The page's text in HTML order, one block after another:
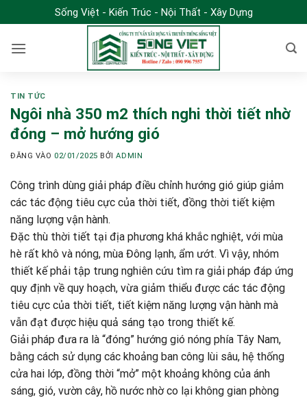
qua
nội
Sống Việt - Kiến Trúc - Nội Thất - Xây Dựng
TIN TỨC
Ngôi nhà 350 m2 thích nghi thời tiết nhờ
đóng – mở hướng gió
ĐĂNG VÀO 02/01/2025 BỞIADMIN
Công trình dùng giải pháp điều chỉnh hướng gió giúp giảm
các tác động tiêu cực của thời tiết, đồng thời tiết kiệm
năng lượng vận hành.
Đặc thù thời tiết tại địa phương khá khắc nghiệt, với mùa
hè rất khô và nóng, mùa Đông lạnh, ẩm ướt. Vì vậy, nhóm
thiết kế phải tập trung nghiên cứu tìm ra giải pháp đáp ứng
quy định về quy hoạch, vừa giảm thiểu được các tác động
tiêu cực của thời tiết, tiết kiệm năng lượng vận hành mà
vẫn đạt được hiệu quả sáng tạo trong thiết kế.
Giải pháp đưa ra là “đóng” hướng gió nóng phía Tây Nam,
bằng cách sử dụng các khoảng ban công lùi sâu, hệ thống
cửa hai lớp, đồng thời “mở” một khoảng không của ánh
sáng, gió, vườn cây, hồ nước nhờ co lại không gian phòng